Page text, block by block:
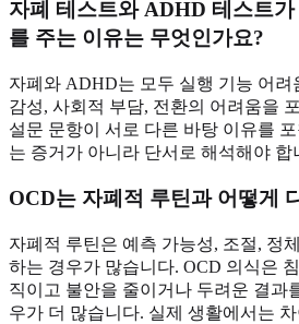
자폐 테스트와 ADHD 테스트
를 주는 이유는 무엇인가요?
자폐와 ADHD는 모두 실행 기능 어려
감성, 사회적 부담, 전환의 어려움을
설문 문항이 서로 다른 바탕 이유를
는 증거가 아니라 단서로 해석해야 합
OCD는 자폐적 루틴과 어떻게
자폐적 루틴은 예측 가능성, 조절, 정
하는 경우가 많습니다. OCD 의식은
직이고 불안을 줄이거나 두려운 결과
우가 더 많습니다. 실제 생활에서는